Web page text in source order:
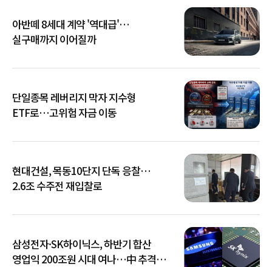
아반떼 8세대 계약 '역대급'…
실구매까지 이어질까
단일종목 레버리지 막자 지수형
ETF로…고위험 자금 이동
현대건설, 목동10단지 단독 응찰…
2.6조 수주전 재입찰로
삼성전자·SK하이닉스, 하반기 합산
영업익 200조원 시대 여나…中 추격은